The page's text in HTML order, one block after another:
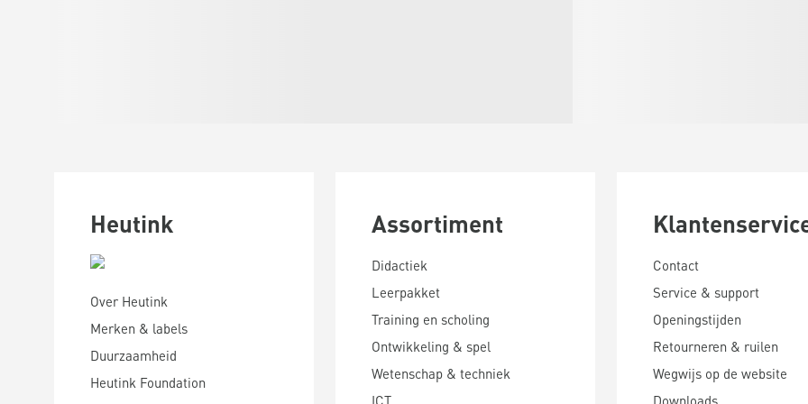
Heutink
Over Heutink
Merken & labels
Duurzaamheid
Heutink Foundation
Assortiment
Didactiek
Leerpakket
Training en scholing
Ontwikkeling & spel
Wetenschap & techniek
ICT
Contact
Service & support
Openingstijden
Retourneren & ruilen
Wegwijs op de website
Downloads